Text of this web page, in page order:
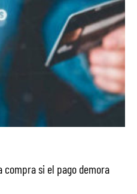
compra si el pago demora